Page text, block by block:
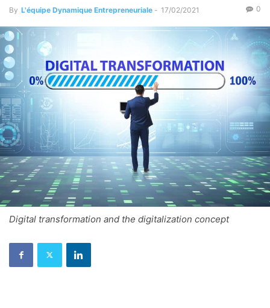
By L'équipe Dynamique Entrepreneuriale - 17/02/2021 0
Digital transformation and the digitalization concept